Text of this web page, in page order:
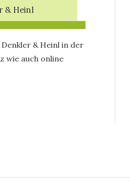
& Heinl
& Heinl in der
wie auch online